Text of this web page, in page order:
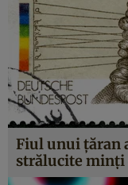
Fiul unui ţăran
strălucite